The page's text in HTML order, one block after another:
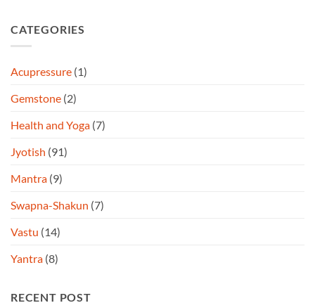
CATEGORIES
Acupressure (1)
Gemstone (2)
Health and Yoga (7)
Jyotish (91)
Mantra (9)
Swapna-Shakun (7)
Vastu (14)
Yantra (8)
RECENT POST